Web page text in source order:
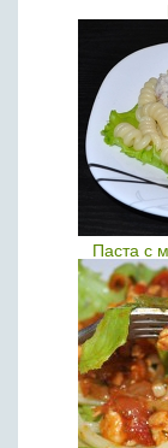
Паста с